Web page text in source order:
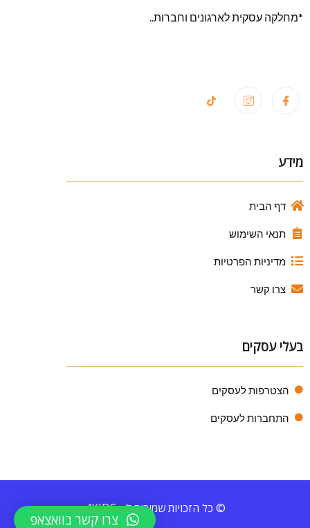
*מחלקה עסקית לארגונים וחברות..
מידע
דף הבית
תנאי השימוש
מדיניות הפרטיות
צרו קשר
בעלי עסקים
הצטרפות לעסקים
התחברות לעסקים
© כל הזכויות שמורות ל - 4KIDS
צרו קשר בוואצאפ